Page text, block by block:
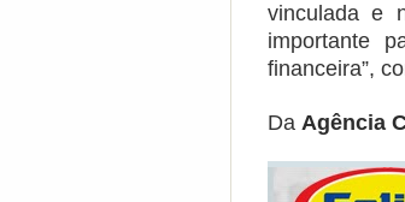
vinculada e
importante
financeira”,
Da Agência